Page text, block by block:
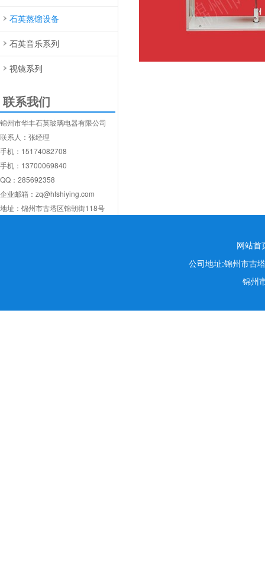
石英蒸馏设备
石英音乐系列
视镜系列
联系我们
锦州市华丰石英玻璃电器有限公司
联系人：张经理
手机：15174082708
手机：13700069840
QQ：285692358
企业邮箱：zq@hfshiying.com
地址：锦州市古塔区锦朝街118号
网站首
公司地址:锦州市
锦州